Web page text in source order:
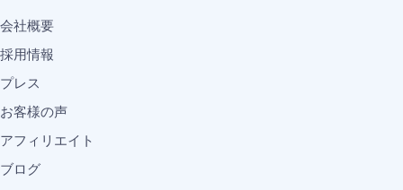
会社概要
採用情報
プレス
お客様の声
アフィリエイト
ブログ